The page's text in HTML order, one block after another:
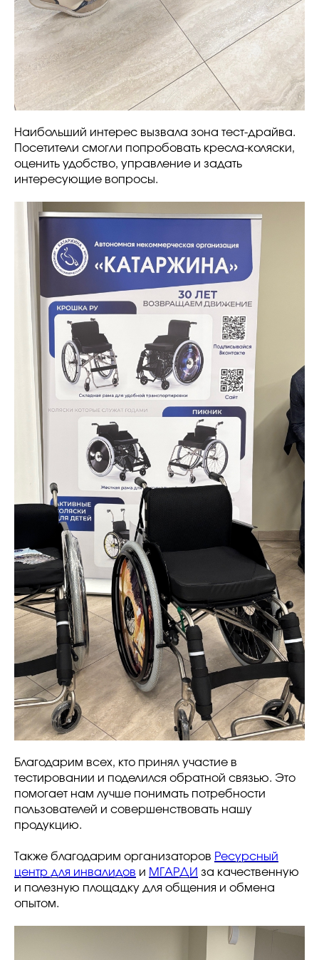
Наибольший интерес вызвала зона тест-драйва.
Посетители смогли попробовать кресла-коляски,
оценить удобство, управление и задать
интересующие вопросы.
Благодарим всех, кто принял участие в
тестировании и поделился обратной связью. Это
помогает нам лучше понимать потребности
пользователей и совершенствовать нашу
продукцию.
Также благодарим организаторов Ресурсный
центр для инвалидов и МГАРДИ за качественную
и полезную площадку для общения и обмена
опытом.